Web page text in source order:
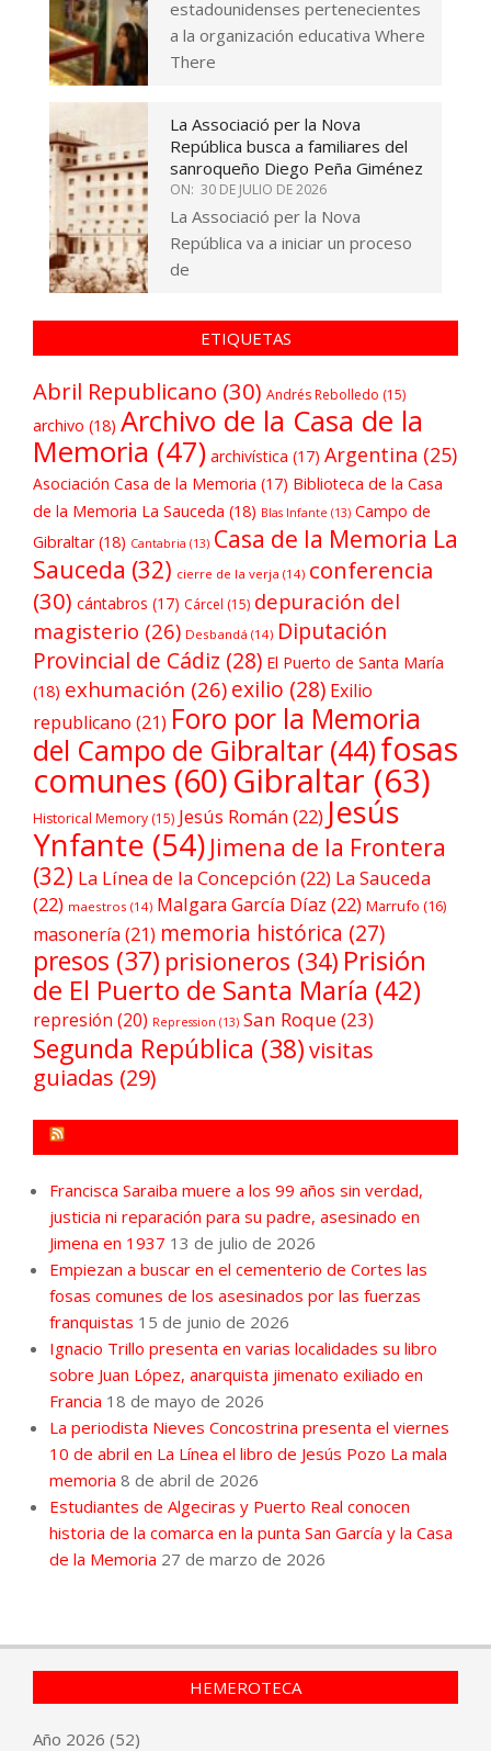
estadounidenses pertenecientes
a la organización educativa Where
There
La Associació per la Nova
República busca a familiares del
sanroqueño Diego Peña Giménez
ON: 30 DE JULIO DE 2026
La Associació per la Nova
República va a iniciar un proceso
de
ETIQUETAS
Abril Republicano (30) Andrés Rebolledo (15)
archivo (18) Archivo de la Casa de la
Memoria (47) archivística (17) Argentina (25)
Asociación Casa de la Memoria (17) Biblioteca de la Casa
de la Memoria La Sauceda (18) Blas Infante (13) Campo de
Gibraltar(18) Cantabria (13) Casa de la Memoria La
Sauceda (32) cierre de la verja (14) conferencia
(30) cántabros (17) Cárcel (15) depuración del
magisterio (26) Desbandá (14) Diputación
Provincial de Cádiz (28) El Puerto de Santa María
(18) exhumación (26) exilio (28) Exilio
republicano (21) Foro por la Memoria
del Campo de Gibraltar (44)fosas
comunes (60)Gibraltar(63)
Historical Memory (15) Jesús Román(22) Jesús
Ynfante (54) Jimena de la Frontera
(32) La Línea de la Concepción(22) La Sauceda
(22) maestros (14) Malgara García Díaz (22) Marrufo (16)
masonería (21) memoria histórica (27)
presos (37) prisioneros (34) Prisión
de El Puerto de Santa María (42)
represión (20) Repression (13) San Roque(23)
Segunda República (38)visitas
guiadas (29)
Francisca Saraiba muere a los 99 años sin verdad,
justicia ni reparación para su padre, asesinado en
Jimena en 1937 13 de julio de 2026
Empiezan a buscar en el cementerio de Cortes las
fosas comunes de los asesinados por las fuerzas
franquistas 15 de junio de 2026
Ignacio Trillo presenta en varias localidades su libro
sobre Juan López, anarquista jimenato exiliado en
Francia 18 de mayo de 2026
La periodista Nieves Concostrina presenta el viernes
10 de abril en La Línea el libro de Jesús Pozo La mala
memoria 8 de abril de 2026
Estudiantes de Algeciras y Puerto Real conocen
historia de la comarca en la punta San García y la Casa
de la Memoria 27 de marzo de 2026
HEMEROTECA
Año 2026 (52)